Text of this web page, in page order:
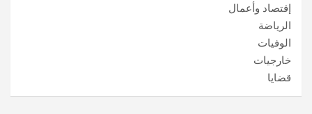
إقتصاد وأعمال
الرياضة
الوفيات
خارجيات
قضايا